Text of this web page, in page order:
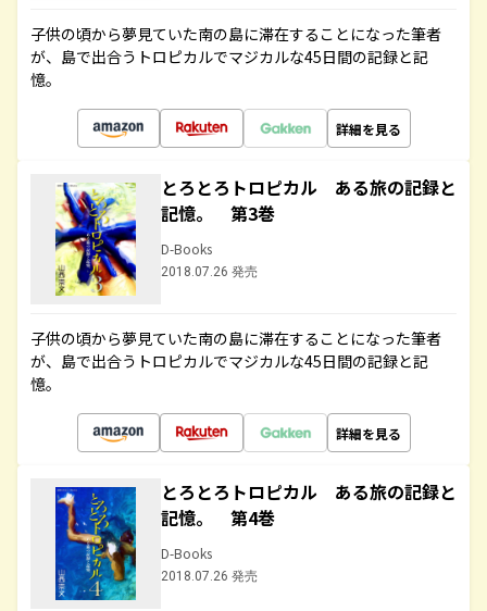
子供の頃から夢見ていた南の島に滞在することになった筆者
が、島で出合うトロピカルでマジカルな45日間の記録と記
憶。
詳細を見る
とろとろトロピカル ある旅の記録と
記憶。 第3巻
D-Books
2018.07.26 発売
子供の頃から夢見ていた南の島に滞在することになった筆者
が、島で出合うトロピカルでマジカルな45日間の記録と記
憶。
詳細を見る
とろとろトロピカル ある旅の記録と
記憶。 第4巻
D-Books
2018.07.26 発売